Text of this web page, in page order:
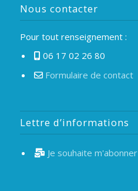
Nous contacter
Pour tout renseignement :
06 17 02 26 80
Formulaire de contact
Lettre d’informations
Je souhaite m'abonner